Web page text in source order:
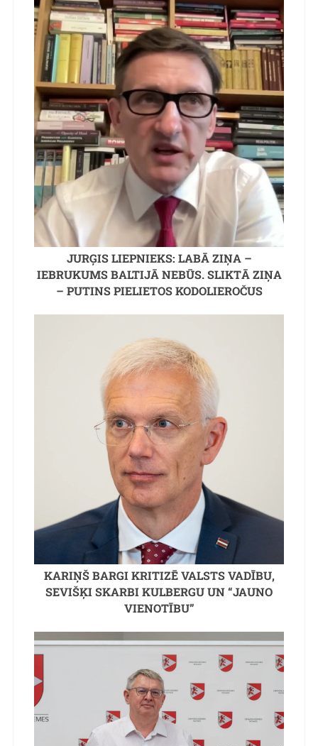
JURĢIS LIEPNIEKS: LABĀ ZIŅA –
IEBRUKUMS BALTIJĀ NEBŪS. SLIKTĀ ZIŅA
– PUTINS PIELIETOS KODOLIEROČUS
KARIŅŠ BARGI KRITIZĒ VALSTS VADĪBU,
SEVIŠĶI SKARBI KULBERGU UN “JAUNO
VIENOTĪBU”